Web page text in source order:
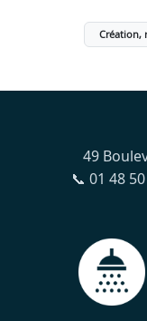
Création,
49
📞 01 48